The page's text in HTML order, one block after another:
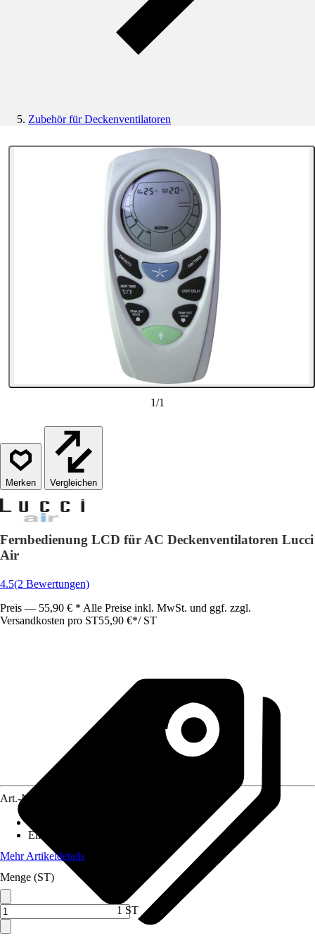
Zubehör für Deckenventilatoren
1/1
Vergleichen
Fernbedienung LCD für AC Deckenventilatoren Lucci
Air
4.5(2 Bewertungen)
Preis — 55,90 € * Alle Preise inkl. MwSt. und ggf. zzgl.
Versandkosten pro ST55,90 €*/ ST
Art.-Nr.
Einsatzbereich
Mehr Artikeldetails
Menge (ST)
1 ST